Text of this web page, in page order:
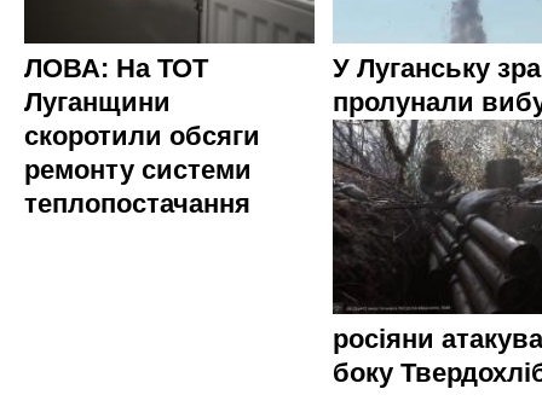
ЛОВА: На ТОТ
Луганщини
скоротили обсяги
ремонту системи
теплопостачання
У Луганську
пролунали
росіяни
боку